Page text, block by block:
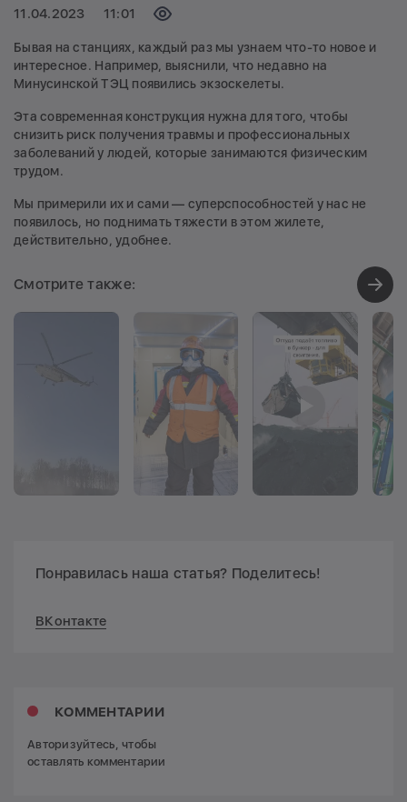
11.04.2023 11:01
Бывая на станциях, каждый раз мы узнаем что-то новое и
интересное. Например, выяснили, что недавно на
Минусинской ТЭЦ появились экзоскелеты.
Эта современная конструкция нужна для того, чтобы
снизить риск получения травмы и профессиональных
заболеваний у людей, которые занимаются физическим
трудом.
Мы примерили их и сами — суперспособностей у нас не
появилось, но поднимать тяжести в этом жилете,
действительно, удобнее.
Смотрите также:
Просмотров:
1187 Просмотров:
Понравилась наша статья? Поделитесь!
ВКонтакте
КОММЕНТАРИИ
Авторизуйтесь, чтобы
оставлять комментарии